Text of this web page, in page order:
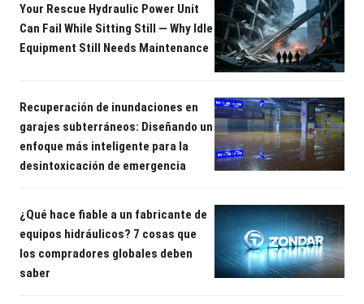
Your Rescue Hydraulic Power Unit
Can Fail While Sitting Still — Why Idle
Equipment Still Needs Maintenance
Recuperación de inundaciones en
garajes subterráneos: Diseñando un
enfoque más inteligente para la
desintoxicación de emergencia
¿Qué hace fiable a un fabricante de
equipos hidráulicos? 7 cosas que
los compradores globales deben
saber